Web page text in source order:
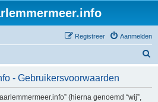
Aanmelden
Registreer
- Gebruikersvoorwaarden
(hierna genoemd “wij”,